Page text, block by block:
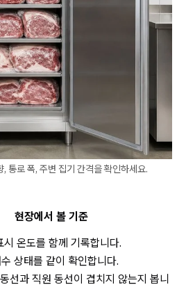
통로 폭, 주변 집기 간격을 확인하세요.
현장에서 볼 기준
온도를 함께 기록합니다.
상태를 같이 확인합니다.
선과 직원 동선이 겹치지 않는지 봅니